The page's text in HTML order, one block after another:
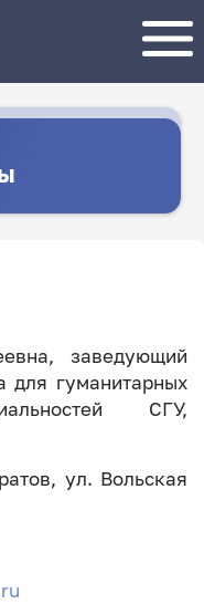
заведующий
для гуманитарных
СГУ,
ул. Вольская